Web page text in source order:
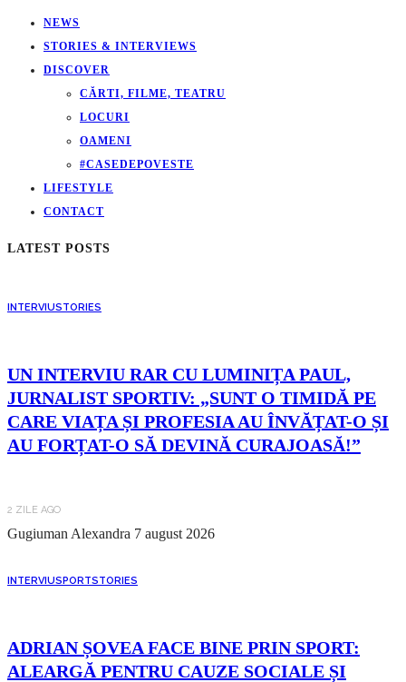
NEWS
STORIES & INTERVIEWS
DISCOVER
CĂRTI, FILME, TEATRU
LOCURI
OAMENI
#CASEDEPOVESTE
LIFESTYLE
CONTACT
LATEST POSTS
INTERVIUSTORIES
UN INTERVIU RAR CU LUMINIȚA PAUL,
JURNALIST SPORTIV: „SUNT O TIMIDĂ PE
CARE VIAȚA ȘI PROFESIA AU ÎNVĂȚAT-O ȘI
AU FORȚAT-O SĂ DEVINĂ CURAJOASĂ!”
2 ZILE AGO
Gugiuman Alexandra 7 august 2026
INTERVIUSPORTSTORIES
ADRIAN ȘOVEA FACE BINE PRIN SPORT:
ALEARGĂ PENTRU CAUZE SOCIALE ȘI